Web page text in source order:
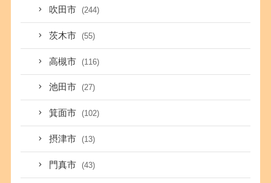
吹田市 (244)
茨木市 (55)
高槻市 (116)
池田市 (27)
箕面市 (102)
摂津市 (13)
門真市 (43)